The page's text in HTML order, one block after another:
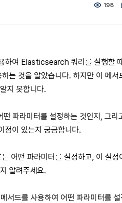
198
하여 Elasticsearch 쿼리를 실행할
는 것을 알았습니다. 하지만 이 메서
지 못합니다.
파라미터를 설정하는 것인지, 그리
점이 있는지 궁금합니다.
어떤 파라미터를 설정하고, 이 설정
알려주세요.
드를 사용하여 어떤 파라미터를 설